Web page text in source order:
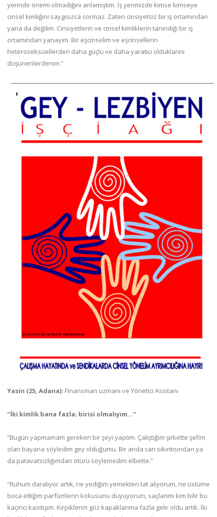
yerinde önemi olmadığını anlamıştım. İş yerimizde kimse kimseye
cinsel kimliğini saygısızca sormaz. Zaten cinsiyetsiz bir iş ortamından
yana da değilim. Cinsiyetlerin ve cinsel kimliklerin tanındığı bir iş
ortamından yanayım. Bir eşcinselim ve eşcinsellerin
heteroseksüellerden daha güçlü ve daha yaratıcı olduklarını
düşünenlerdenim.”
Yasin (25, Adana): Finansman uzmanı ve Yönetici Asistanı
“İki kimlik bana fazla; birisi olmalıyım…”
“Bugün yapmamam gereken bir şeyi yaptım. Çalıştığım şirkette şefim
olan bayana söyledim gey olduğumu. Bir anda can sıkıntısından ya
da patavatsızlığımdan ötürü söylemedim elbette.”
“Ruhum daralıyor artık, ne yediğim yemekten tat alıyorum, ne üstüme
boca ettiğim parfümlerin kokusunu duyuyorum, saçlarımı kim bilir bu
kaçıncı kazıtışım. Kirpiklerim göz kapaklarıma fazla gelir oldu artık. İki